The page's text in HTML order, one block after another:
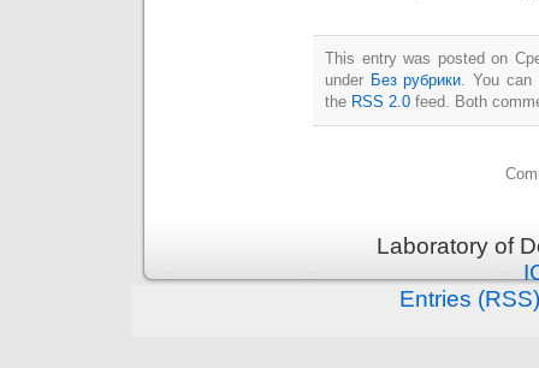
This entry was posted on
under Без рубрики. You can
the RSS 2.0 feed. Both
Laboratory of
Entries (RSS)